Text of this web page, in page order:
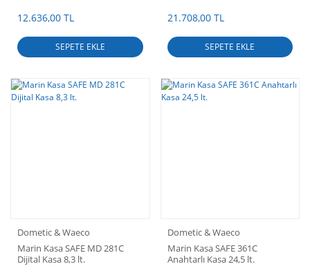
12.636,00 TL
SEPETE EKLE
21.708,00 TL
SEPETE EKLE
Dometic & Waeco
Marin Kasa SAFE MD 281C
Dijital Kasa 8,3 lt.
Dometic & Waeco
Marin Kasa SAFE 361C
Anahtarlı Kasa 24,5 lt.